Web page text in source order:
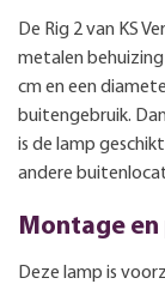
De Rig 2 van KS
metalen
cm en een
buitengebruik.
is de lamp
andere
Montage
Deze lamp is